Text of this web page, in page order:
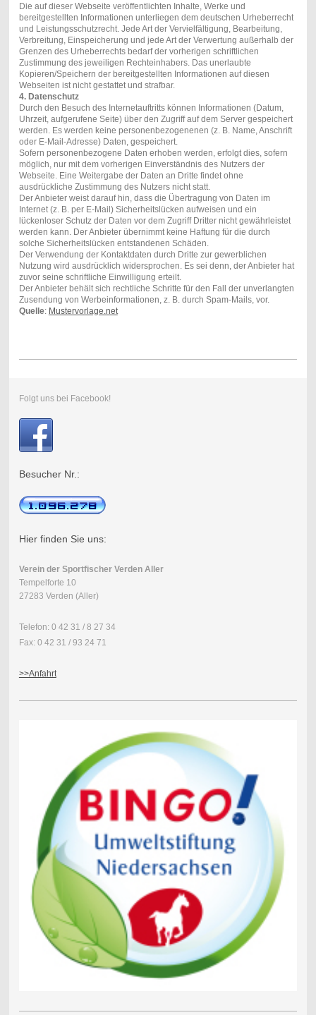
Die auf dieser Webseite veröffentlichten Inhalte, Werke und
bereitgestellten Informationen unterliegen dem deutschen Urheberrecht
und Leistungsschutzrecht. Jede Art der Vervielfältigung, Bearbeitung,
Verbreitung, Einspeicherung und jede Art der Verwertung außerhalb der
Grenzen des Urheberrechts bedarf der vorherigen schriftlichen
Zustimmung des jeweiligen Rechteinhabers. Das unerlaubte
Kopieren/Speichern der bereitgestellten Informationen auf diesen
Webseiten ist nicht gestattet und strafbar.
4. Datenschutz
Durch den Besuch des Internetauftritts können Informationen (Datum,
Uhrzeit, aufgerufene Seite) über den Zugriff auf dem Server gespeichert
werden. Es werden keine personenbezogenenen (z. B. Name, Anschrift
oder E-Mail-Adresse) Daten, gespeichert.
Sofern personenbezogene Daten erhoben werden, erfolgt dies, sofern
möglich, nur mit dem vorherigen Einverständnis des Nutzers der
Webseite. Eine Weitergabe der Daten an Dritte findet ohne
ausdrückliche Zustimmung des Nutzers nicht statt.
Der Anbieter weist darauf hin, dass die Übertragung von Daten im
Internet (z. B. per E-Mail) Sicherheitslücken aufweisen und ein
lückenloser Schutz der Daten vor dem Zugriff Dritter nicht gewährleistet
werden kann. Der Anbieter übernimmt keine Haftung für die durch
solche Sicherheitslücken entstandenen Schäden.
Der Verwendung der Kontaktdaten durch Dritte zur gewerblichen
Nutzung wird ausdrücklich widersprochen. Es sei denn, der Anbieter hat
zuvor seine schriftliche Einwilligung erteilt.
Der Anbieter behält sich rechtliche Schritte für den Fall der unverlangten
Zusendung von Werbeinformationen, z. B. durch Spam-Mails, vor.
Quelle: Mustervorlage.net
Folgt uns bei Facebook!
Besucher Nr.:
Hier finden Sie uns:
Verein der Sportfischer Verden Aller
Tempelforte 10
27283 Verden (Aller)
Telefon: 0 42 31 / 8 27 34
Fax: 0 42 31 / 93 24 71
>>Anfahrt